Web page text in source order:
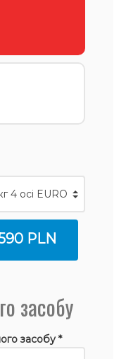
PLN
засобу
засобу *